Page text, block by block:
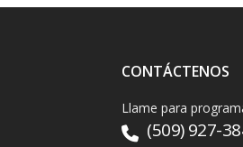
CONTÁCTENOS
Llame para
(509) 927-